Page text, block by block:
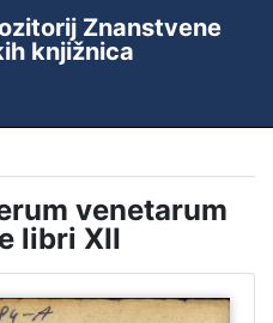
Znanstvene
knjižnica
venetarum
libri XII